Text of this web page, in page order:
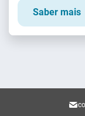
Saber mais